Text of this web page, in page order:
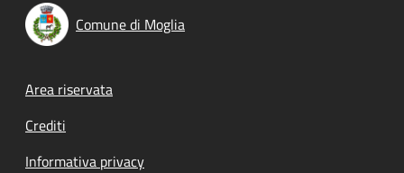
Comune di Moglia
Footer menu
Area riservata
Crediti
Informativa privacy